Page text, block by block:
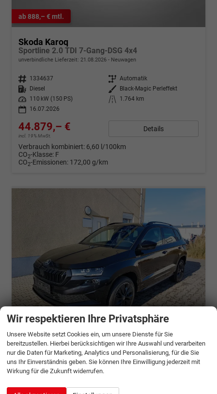
ab 888,– € mtl.
Skoda Karoq
Sportline 2.0 TDI 7-Gang-DSG 4x4
unverbindliche Lieferzeit: 21.08.2026 Neuwagen
Fahrzeugnr. 1334637 Getriebe Automatik
Kraftstoff
Diesel Außenfarbe
Black-Magic Perleffekt
Leistung
110 kW (150 PS) Kilometerstand
1.764 km
16.07.2026
44.879,– €
incl. 19% MwSt.
Details
Verbrauch kombiniert: 6,60 l/100km
CO2-Klasse: F
CO2-Emissionen: 172,00 g/km
ab 930,– € mtl.
Skoda Karoq
Sportline Sound Amundsen Matrix 360° ParkAssist
unverbindliche Lieferzeit: 6 - 9 Monate Neuwagen mit Tageszulassung
Wir respektieren Ihre Privatsphäre
Unsere Website setzt Cookies ein, um unsere Dienste für Sie
bereitzustellen. Hierbei berücksichtigen wir Ihre Auswahl und verarbeiten
nur die Daten für Marketing, Analytics und Personalisierung, für die Sie
uns Ihr Einverständnis geben. Sie können Ihre Einwilligung jederzeit mit
Wirkung für die Zukunft widerrufen.